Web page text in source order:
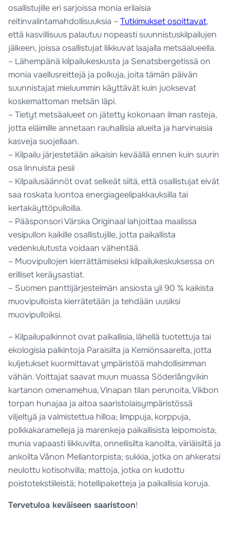
osallistujille eri sarjoissa monia erilaisia
reitinvalintamahdollisuuksia –Tutkimukset osoittavat,
että kasvillisuus palautuu nopeasti suunnistuskilpailujen
jälkeen, joissa osallistujat liikkuvat laajalla metsäalueella.
– Lähempänä kilpailukeskusta ja Senatsbergetissä on
monia vaellusreittejä ja polkuja, joita tämän päivän
suunnistajat mieluummin käyttävät kuin juoksevat
koskemattoman metsän läpi.
– Tietyt metsäalueet on jätetty kokonaan ilman rasteja,
jotta eläimille annetaan rauhallisia alueita ja harvinaisia
kasveja suojellaan.
– Kilpailu järjestetään aikaisin keväällä ennen kuin suurin
osa linnuista pesii
– Kilpailusäännöt ovat selkeät siitä, että osallistujat eivät
saa roskata luontoa energiageelipakkauksilla tai
kertakäyttöpulloilla.
– Pääsponsori Värska Originaal lahjoittaa maalissa
vesipullon kaikille osallistujille, jotta paikallista
vedenkulutusta voidaan vähentää.
– Muovipullojen kierrättämiseksi kilpailukeskuksessa on
erilliset keräysastiat.
– Suomen panttijärjestelmän ansiosta yli 90 % kaikista
muovipulloista kierrätetään ja tehdään uusiksi
muovipulloiksi.
– Kilpailupalkinnot ovat paikallisia, lähellä tuotettuja tai
ekologisia palkintoja Paraisilta ja Kemiönsaarelta, jotta
kuljetukset kuormittavat ympäristöä mahdollisimman
vähän. Voittajat saavat muun muassa Söderlångvikin
kartanon omenamehua, Vinapan tilan perunoita, Vikbon
torpan hunajaa ja aitoa saaristolaisympäristössä
viljeltyä ja valmistettua hilloa; limppuja, korppuja,
polkkakaramelleja ja marenkeja paikallisista leipomoista;
munia vapaasti liikkuvilta, onnellisilta kanoilta, viiriäisiltä ja
ankoilta Vånon Mellantorpista; sukkia, jotka on ahkeratsi
neulottu kotisohvilla; mattoja, jotka on kudottu
poistotekstiileistä; hotellipaketteja ja paikallisia koruja.
Tervetuloa keväiseen saaristoon!